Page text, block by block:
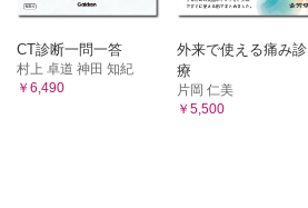
CT診断一問一答
村上 卓道 神田 知紀
￥6,490
外来で使える痛み診
療
片岡 仁美
￥5,500